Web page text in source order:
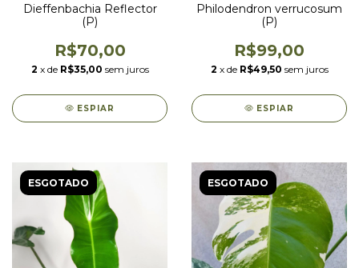
Dieffenbachia Reflector
(P)
R$70,00
2 x de R$35,00 sem juros
ESPIAR
Philodendron verrucosum
(P)
R$99,00
2 x de R$49,50 sem juros
ESPIAR
ESGOTADO ESGOTADO